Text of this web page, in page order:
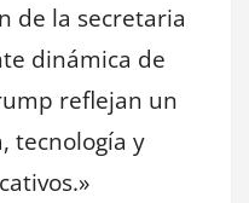
de la secretaria
dinámica de
reflejan un
tecnología y